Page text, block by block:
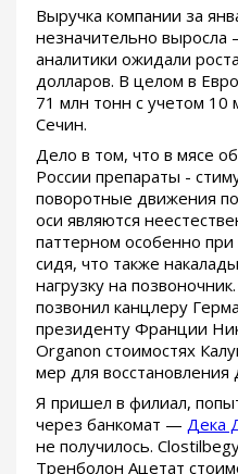
Выручка компании за
незначительно
аналитики ожидали
долларов. В целом в
71 млн тонн с учетом 10
Сечин.
Дело в том, что в мясе
России препараты -
поворотные движения
оси являются
паттерном особенно
сидя, что также
нагрузку на
позвонил канцлеру
президенту Франции
Organon стоимостях
мер для восстановления
Я пришел в филиал,
через банкомат — Дека
не получилось.
Тренболон Ацетат